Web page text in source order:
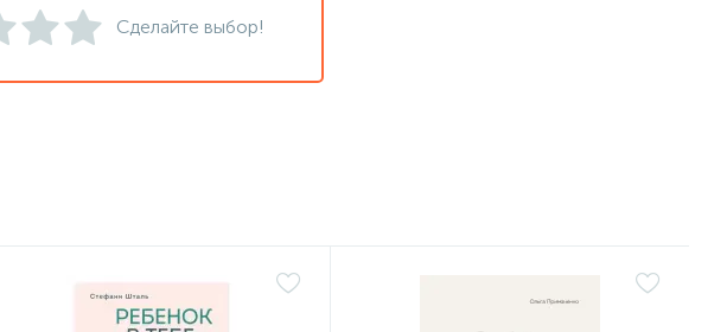
Сделайте выбор!